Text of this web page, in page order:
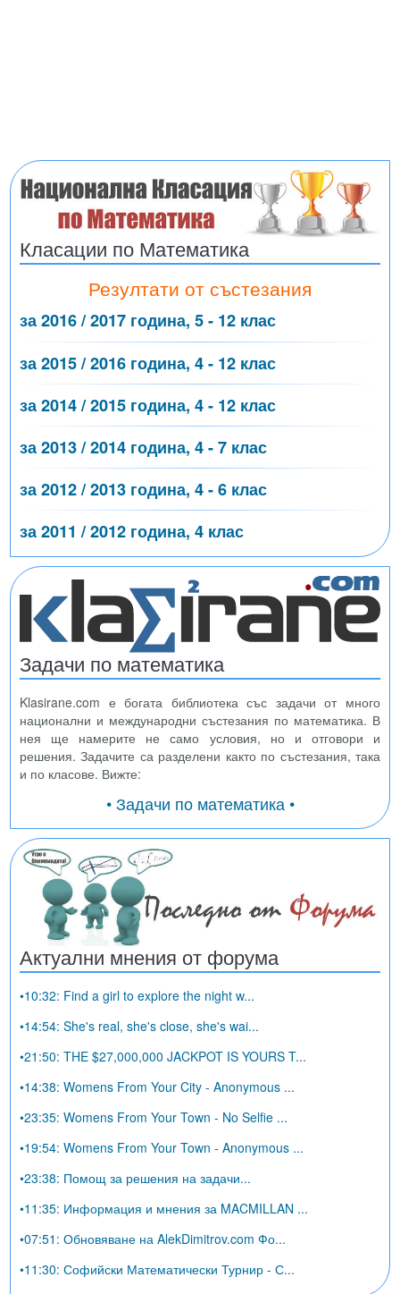
Класации по Математика
Резултати от състезания
за 2016 / 2017 година, 5 - 12 клас
за 2015 / 2016 година, 4 - 12 клас
за 2014 / 2015 година, 4 - 12 клас
за 2013 / 2014 година, 4 - 7 клас
за 2012 / 2013 година, 4 - 6 клас
за 2011 / 2012 година, 4 клас
Задачи по математика
Klasirane.com е богата библиотека със задачи от много
национални и международни състезания по математика. В
нея ще намерите не само условия, но и отговори и
решения. Задачите са разделени както по състезания, така
и по класове. Вижте:
• Задачи по математика •
Актуални мнения от форума
•10:32: Find a girl to explore the night w...
•14:54: She's real, she's close, she's wai...
•21:50: THE $27,000,000 JACKPOT IS YOURS T...
•14:38: Womens From Your City - Anonymous ...
•23:35: Womens From Your Town - No Selfie ...
•19:54: Womens From Your Town - Anonymous ...
•23:38: Помощ за решения на задачи...
•11:35: Информация и мнения за MACMILLAN ...
•07:51: Обновяване на AlekDimitrov.com Фо...
•11:30: Софийски Математически Турнир - С...